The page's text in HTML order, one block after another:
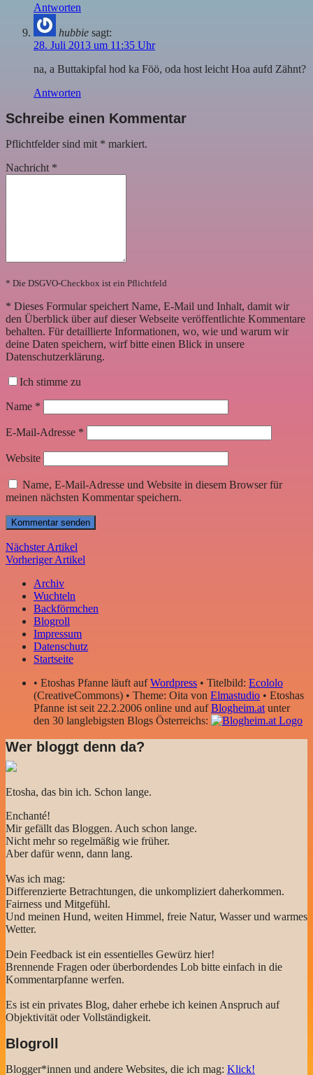
Antworten
hubbie sagt:
28. Juli 2013 um 11:35 Uhr
na, a Buttakipfal hod ka Föö, oda host leicht Hoa aufd Zähnt?
Antworten
Schreibe einen Kommentar
Pflichtfelder sind mit * markiert.
Nachricht *
* Die DSGVO-Checkbox ist ein Pflichtfeld
* Dieses Formular speichert Name, E-Mail und Inhalt, damit wir
den Überblick über auf dieser Webseite veröffentlichte Kommentare
behalten. Für detaillierte Informationen, wo, wie und warum wir
deine Daten speichern, wirf bitte einen Blick in unsere
Datenschutzerklärung.
Ich stimme zu
Name *
E-Mail-Adresse *
Website
Name, E-Mail-Adresse und Website in diesem Browser für
meinen nächsten Kommentar speichern.
Nächster Artikel
Vorheriger Artikel
Archiv
Wuchteln
Backförmchen
Blogroll
Impressum
Datenschutz
Startseite
• Etoshas Pfanne läuft aufWordpress • Titelbild: Ecololo
(CreativeCommons) • Theme: Oita von Elmastudio • Etoshas
Pfanne ist seit 22.2.2006 online und aufBlogheim.atunter
den 30 langlebigsten Blogs Österreichs:
Wer bloggt denn da?
Etosha, das bin ich. Schon lange.
Enchanté!
Mir gefällt das Bloggen. Auch schon lange.
Nicht mehr so regelmäßig wie früher.
Aber dafür wenn, dann lang.
Was ich mag:
Differenzierte Betrachtungen, die unkompliziert daherkommen.
Fairness und Mitgefühl.
Und meinen Hund, weiten Himmel, freie Natur, Wasser und warmes
Wetter.
Dein Feedback ist ein essentielles Gewürz hier!
Brennende Fragen oder überbordendes Lob bitte einfach in die
Kommentarpfanne werfen.
Es ist ein privates Blog, daher erhebe ich keinen Anspruch auf
Objektivität oder Vollständigkeit.
Blogroll
Blogger*innen und andere Websites, die ich mag: Klick!